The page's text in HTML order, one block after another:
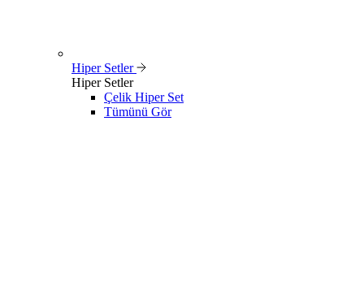
Hiper Setler
Hiper Setler
Çelik Hiper Set
Tümünü Gör